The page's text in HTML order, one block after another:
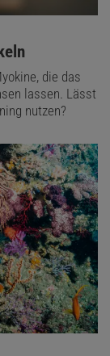
die das
lassen. Lässt
nutzen?